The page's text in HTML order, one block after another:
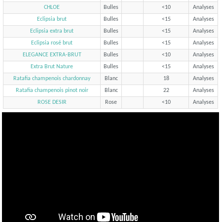
CHLOE
Bulles <10
Analyses
Eclipsia brut
Bulles <15
Analyses
Eclipsia extra brut
Bulles <15
Analyses
Eclipsia rosé brut
Bulles <15
Analyses
ELEGANCE EXTRA-BRUT
Bulles <10
Analyses
Extra Brut Nature
Bulles <15
Analyses
Ratafia champenois chardonnay
Blanc 18
Analyses
Ratafia champenois pinot noir
Blanc 22
Analyses
ROSE DESIR
Rose <10 Analyses